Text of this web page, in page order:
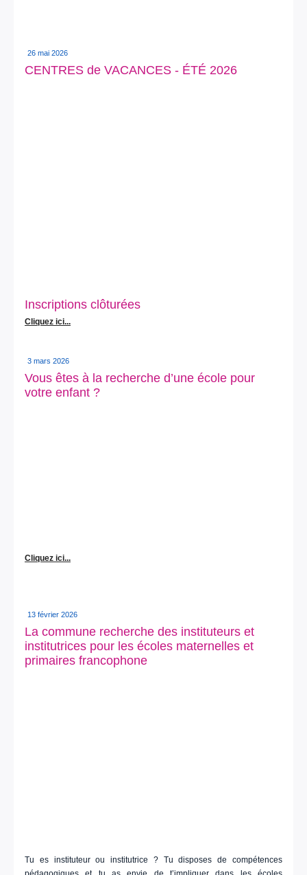
26 mai 2026
CENTRES de VACANCES - ÉTÉ 2026
Inscriptions clôturées
Cliquez ici...
3 mars 2026
Vous êtes à la recherche d’une école pour
votre enfant ?
Cliquez ici...
13 février 2026
La commune recherche des instituteurs et
institutrices pour les écoles maternelles et
primaires francophone
Tu es instituteur ou institutrice ? Tu disposes de compétences